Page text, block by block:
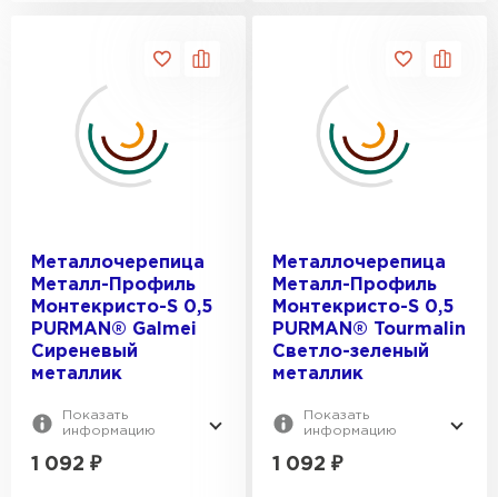
Металлочерепица
Металл-Профиль
Монтекристо-S 0,5
PURMAN® Galmei
Сиреневый
металлик
Показать
информацию
1 092 ₽
Металлочерепица
Металл-Профиль
Монтекристо-S 0,5
PURMAN® Tourmalin
Светло-зеленый
металлик
Показать
информацию
1 092 ₽